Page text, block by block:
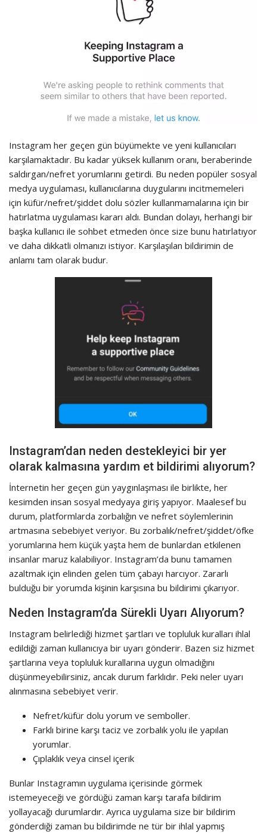
Instagram her geçen gün büyümekte ve yeni kullanıcıları
karşılamaktadır. Bu kadar yüksek kullanım oranı, beraberinde
saldırgan/nefret yorumlarını getirdi. Bu neden popüler sosyal
medya uygulaması, kullanıcılarına duygularını incitmemeleri
için küfür/nefret/şiddet dolu sözler kullanmamalarına için bir
hatırlatma uygulaması kararı aldı. Bundan dolayı, herhangi bir
başka kullanıcı ile sohbet etmeden önce size bunu hatırlatıyor
ve daha dikkatli olmanızı istiyor. Karşılaşılan bildirimin de
anlamı tam olarak budur.
Instagram’dan neden destekleyici bir yer
olarak kalmasına yardım et bildirimi alıyorum?
İnternetin her geçen gün yaygınlaşması ile birlikte, her
kesimden insan sosyal medyaya giriş yapıyor. Maalesef bu
durum, platformlarda zorbalığın ve nefret söylemlerinin
artmasına sebebiyet veriyor. Bu zorbalık/nefret/şiddet/öfke
yorumlarına hem küçük yaşta hem de bunlardan etkilenen
insanlar maruz kalabiliyor. Instagram’da bunu tamamen
azaltmak için elinden gelen tüm çabayı harcıyor. Zararlı
bulduğu bir yorumda kişinin karşısına bu bildirimi çıkarıyor.
Neden Instagram’da Sürekli Uyarı Alıyorum?
Instagram belirlediği hizmet şartları ve topluluk kuralları ihlal
edildiği zaman kullanıcıya bir uyarı gönderir. Bazen siz hizmet
şartlarına veya topluluk kurallarına uygun olmadığını
düşünmeyebilirsiniz, ancak durum farklıdır. Peki neler uyarı
alınmasına sebebiyet verir.
Nefret/küfür dolu yorum ve semboller.
Farklı birine karşı taciz ve zorbalık yolu ile yapılan
yorumlar.
Çıplaklık veya cinsel içerik
Bunlar Instagramın uygulama içerisinde görmek
istemeyeceği ve gördüğü zaman karşı tarafa bildirim
yollayacağı durumlardır. Ayrıca uygulama size bir bildirim
gönderdiği zaman bu bildirimde ne tür bir ihlal yapmış